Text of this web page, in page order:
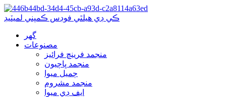
ڪي ڊي هيلٿي فوڊس ڪمپني لميٽيڊ
گھر
مصنوعات
منجمد فرينچ فرائيز
منجمد ڀاڄيون
ڄميل ميوا
منجمد مشروم
ايف ڊي ميوا